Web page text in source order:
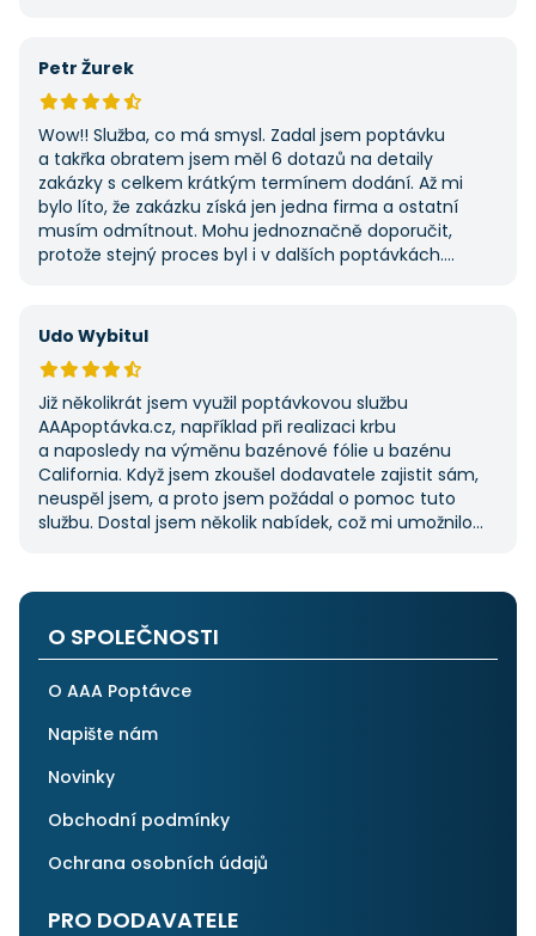
Petr Žurek
Wow!! Služba, co má smysl. Zadal jsem poptávku
a takřka obratem jsem měl 6 dotazů na detaily
zakázky s celkem krátkým termínem dodání. Až mi
bylo líto, že zakázku získá jen jedna firma a ostatní
musím odmítnout. Mohu jednoznačně doporučit,
protože stejný proces byl i v dalších poptávkách.
Udo Wybitul
Již několikrát jsem využil poptávkovou službu
AAApoptávka.cz, například při realizaci krbu
a naposledy na výměnu bazénové fólie u bazénu
California. Když jsem zkoušel dodavatele zajistit sám,
neuspěl jsem, a proto jsem požádal o pomoc tuto
službu. Dostal jsem několik nabídek, což mi umožnilo
i ostatním.
O SPOLEČNOSTI
O AAA Poptávce
Napište nám
Novinky
Obchodní podmínky
Ochrana osobních údajů
PRO DODAVATELE